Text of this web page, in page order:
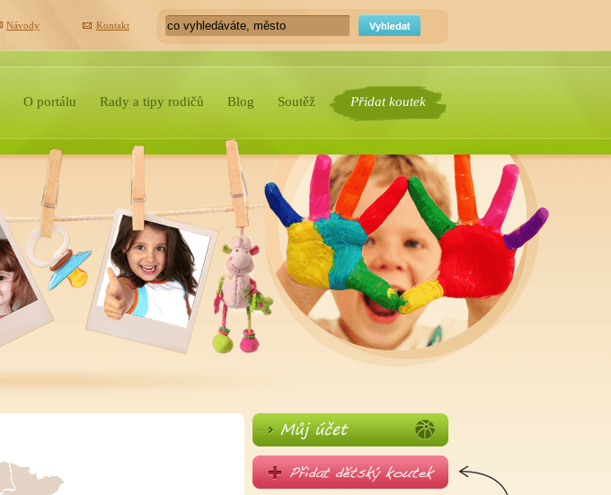
Návody Kontakt
O portálu Rady a tipy rodičů Blog Soutěž Přidat koutek